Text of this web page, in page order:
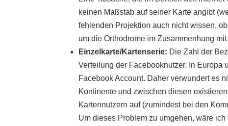
keinen Maßstab auf seiner Karte angibt
fehlenden Projektion auch nicht wissen,
um die Orthodrome im Zusammenhang
Einzelkarte/Kartenserie: Die Zahl der
Verteilung der Facebooknutzer. In Europa
Facebook Account. Daher verwundert es
Kontinente und zwischen diesen
Kartennutzern auf (zumindest bei den
Um dieses Problem zu umgehen, wäre